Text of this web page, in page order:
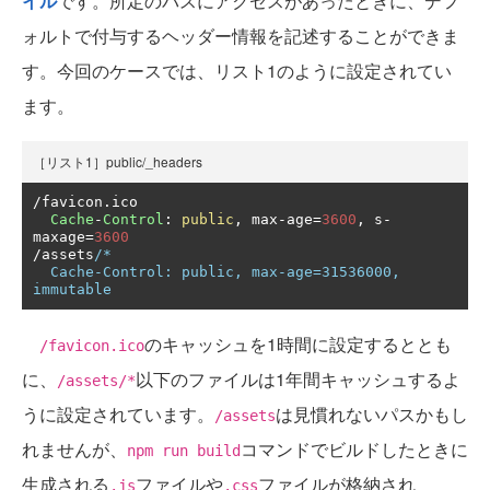
ォルトで付与するヘッダー情報を記述することができま
す。今回のケースでは、リスト1のように設定されてい
ます。
［リスト1］public/_headers
/favicon . ico
Cache - Control : public , max - age=3600 , s -
maxage=3600
/assets/*
immutable
/favicon.icoのキャッシュを1時間に設定するととも
に、
/assets/*以下のファイルは1年間キャッシュするよ
うに設定されています。
/assetsは見慣れないパスかもし
れませんが、
npm run build コマンドでビルドしたときに
生成される .jsファイルや.cssファイルが格納され